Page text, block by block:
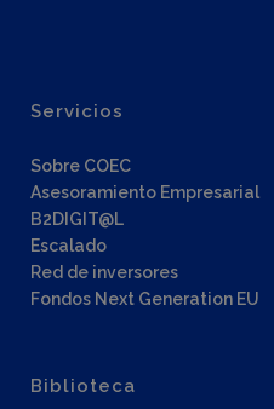
Servicios
Sobre COEC
Asesoramiento Empresarial
B2DIGIT@L
Escalado
Red de inversores
Fondos Next Generation EU
Biblioteca